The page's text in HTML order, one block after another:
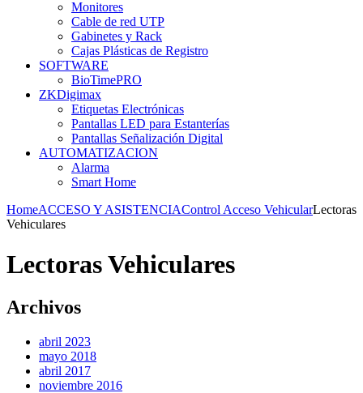
Monitores
Cable de red UTP
Gabinetes y Rack
Cajas Plásticas de Registro
SOFTWARE
BioTimePRO
ZKDigimax
Etiquetas Electrónicas
Pantallas LED para Estanterías
Pantallas Señalización Digital
AUTOMATIZACION
Alarma
Smart Home
HomeACCESO Y ASISTENCIAControl Acceso VehicularLectoras
Vehiculares
Lectoras Vehiculares
Archivos
abril 2023
mayo 2018
abril 2017
noviembre 2016